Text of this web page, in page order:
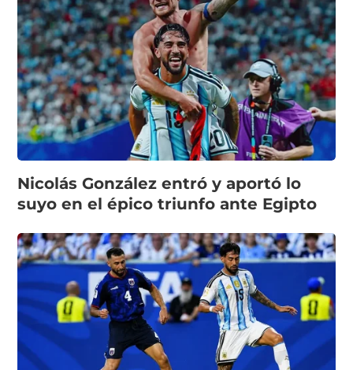
Nicolás González entró y aportó lo
suyo en el épico triunfo ante Egipto